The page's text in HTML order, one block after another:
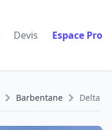
Devis Espace Pro
Barbentane Delta